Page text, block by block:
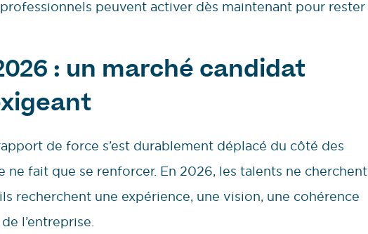
peuvent activer dès maintenant pour rester
: un marché candidat
de force s’est durablement déplacé du côté des
ne fait que se renforcer. En 2026, les talents ne cherchent
recherchent une expérience, une vision, une cohérence
l’entreprise.